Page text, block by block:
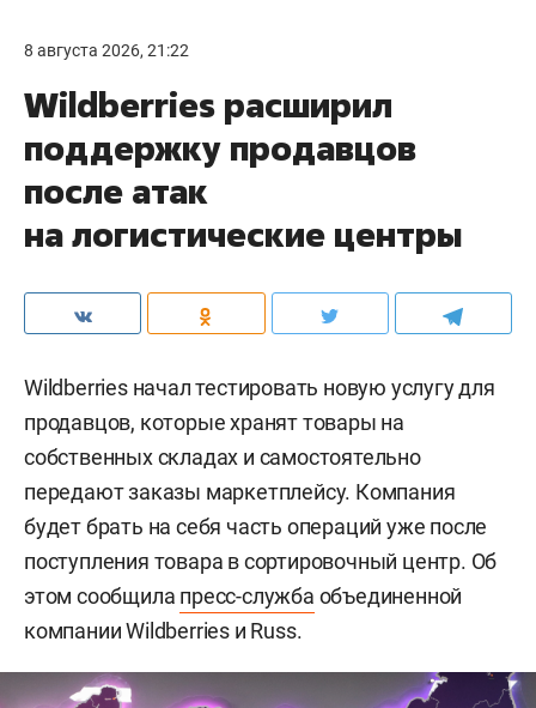
8 августа 2026, 21:22
Wildberries расширил
поддержку продавцов
после атак
на логистические центры
Wildberries начал тестировать новую услугу для
продавцов, которые хранят товары на
собственных складах и самостоятельно
передают заказы маркетплейсу. Компания
будет брать на себя часть операций уже после
поступления товара в сортировочный центр. Об
этом сообщила пресс-служба объединенной
компании Wildberries и Russ.